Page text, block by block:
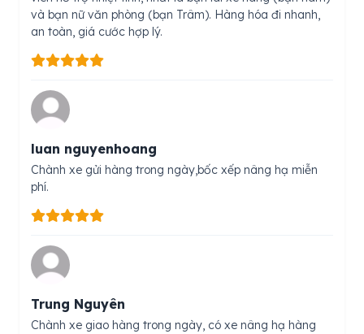
và bạn nữ văn phòng (bạn Trâm). Hàng hóa đi nhanh,
an toàn, giá cước hợp lý.
luan nguyenhoang
Chành xe gửi hàng trong ngày,bốc xếp nâng hạ miễn
phí.
Trung Nguyên
Chành xe giao hàng trong ngày, có xe nâng hạ hàng